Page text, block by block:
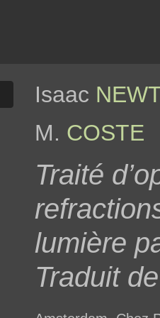
Isaac
M. COSTE
Traité
lumière
Traduit